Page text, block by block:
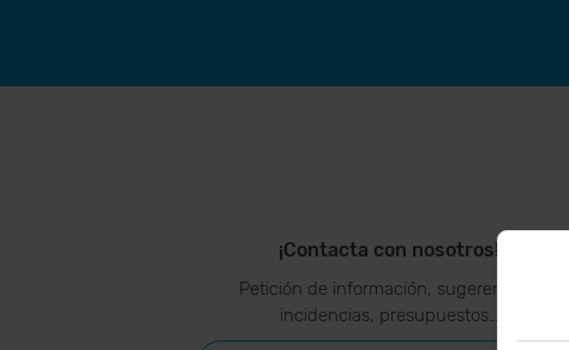
¡Contacta con nosotros!
Petición de información, sugerencias,
incidencias, presupuestos…